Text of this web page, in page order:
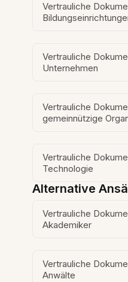
Vertrauliche
Vertrauliche
Unternehmen
Vertrauliche
gemeinnützige
Vertrauliche
Technologie
Alternative
Vertrauliche
Akademiker
Vertrauliche
Anwälte